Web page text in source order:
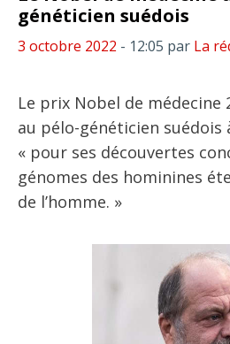
généticien suédois
3 octobre 2022 - 12:05 par La
Le prix Nobel de
au pélo-généticien suédois
« pour ses découvertes
génomes des hominines
de l’homme. »